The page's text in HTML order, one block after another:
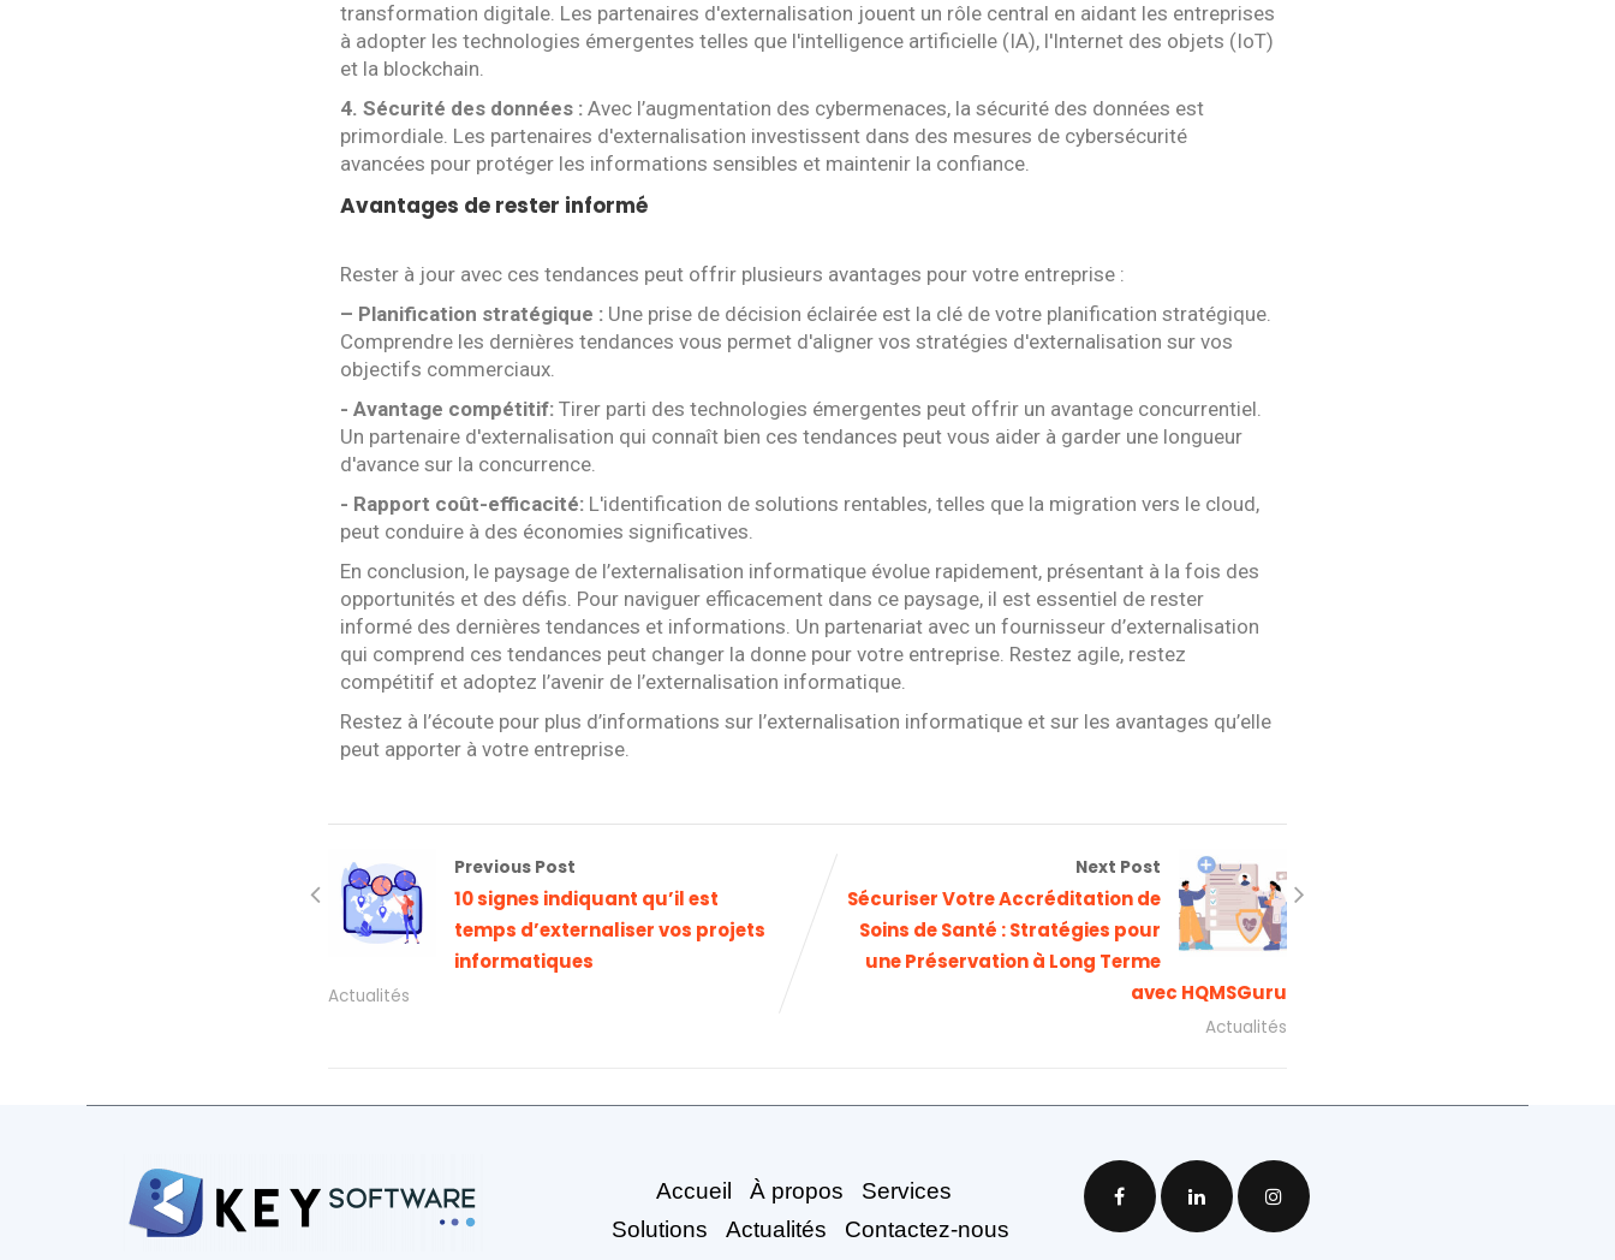
transformation digitale. Les partenaires d'externalisation jouent un rôle central en aidant les entreprises
à adopter les technologies émergentes telles que l'intelligence artificielle (IA), l'Internet des objets (IoT)
et la blockchain.
4. Sécurité des données : Avec l’augmentation des cybermenaces, la sécurité des données est
primordiale. Les partenaires d'externalisation investissent dans des mesures de cybersécurité
avancées pour protéger les informations sensibles et maintenir la confiance.
Avantages de rester informé
Rester à jour avec ces tendances peut offrir plusieurs avantages pour votre entreprise :
– Planification stratégique : Une prise de décision éclairée est la clé de votre planification stratégique.
Comprendre les dernières tendances vous permet d'aligner vos stratégies d'externalisation sur vos
objectifs commerciaux.
- Avantage compétitif: Tirer parti des technologies émergentes peut offrir un avantage concurrentiel.
Un partenaire d'externalisation qui connaît bien ces tendances peut vous aider à garder une longueur
d'avance sur la concurrence.
- Rapport coût-efficacité: L'identification de solutions rentables, telles que la migration vers le cloud,
peut conduire à des économies significatives.
En conclusion, le paysage de l’externalisation informatique évolue rapidement, présentant à la fois des
opportunités et des défis. Pour naviguer efficacement dans ce paysage, il est essentiel de rester
informé des dernières tendances et informations. Un partenariat avec un fournisseur d’externalisation
qui comprend ces tendances peut changer la donne pour votre entreprise. Restez agile, restez
compétitif et adoptez l’avenir de l’externalisation informatique.
Restez à l’écoute pour plus d’informations sur l’externalisation informatique et sur les avantages qu’elle
peut apporter à votre entreprise.
Previous Post
10 signes indiquant qu’il est
temps d’externaliser vos projets
informatiques
Actualités
Next Post
Sécuriser Votre Accréditation de
Soins de Santé : Stratégies pour
une Préservation à Long Terme
avec HQMSGuru
Actualités
AccueilÀ propos Services
Solutions Actualités Contactez-nous